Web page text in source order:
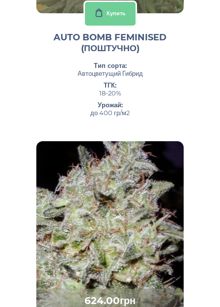
Купить
AUTO BOMB FEMINISED
(ПОШТУЧНО)
Тип сорта:
Автоцветущий Гибрид
ТГК:
18-20%
Урожай:
до 400 гр/м2
624.00грн